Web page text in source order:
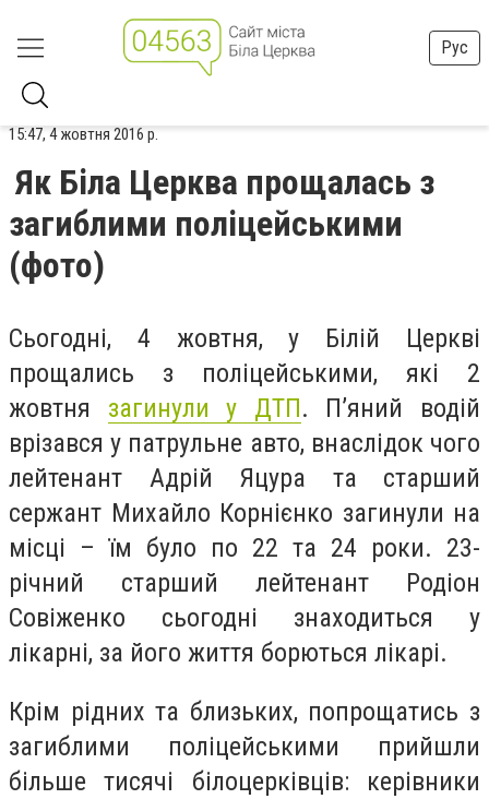
Рус
15:47, 4 жовтня 2016 р.
Як Біла Церква прощалась з
загиблими поліцейськими
(фото)
Сьогодні, 4 жовтня, у Білій Церкві
прощались з поліцейськими, які 2
жовтня загинули у ДТП. П’яний водій
врізався у патрульне авто, внаслідок чого
лейтенант Адрій Яцура та старший
сержант Михайло Корнієнко загинули на
місці – їм було по 22 та 24 роки. 23-
річний старший лейтенант Родіон
Совіженко сьогодні знаходиться у
лікарні, за його життя борються лікарі.
Крім рідних та близьких, попрощатись з
загиблими поліцейськими прийшли
більше тисячі білоцерківців: керівники